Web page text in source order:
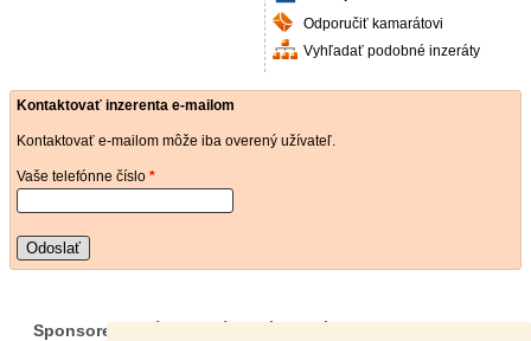
Odporučiť kamarátovi
Vyhľadať podobné inzeráty
Kontaktovať inzerenta e-mailom
Kontaktovať e-mailom môže iba overený užívateľ.
Vaše telefónne číslo *
Odoslať